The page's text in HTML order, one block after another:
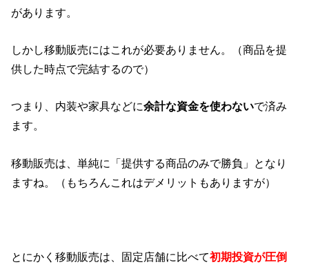
があります。
しかし移動販売にはこれが必要ありません。（商品を提
供した時点で完結するので）
つまり、内装や家具などに余計な資金を使わないで済み
ます。
移動販売は、単純に「提供する商品のみで勝負」となり
ますね。（もちろんこれはデメリットもありますが）
とにかく移動販売は、固定店舗に比べて初期投資が圧倒